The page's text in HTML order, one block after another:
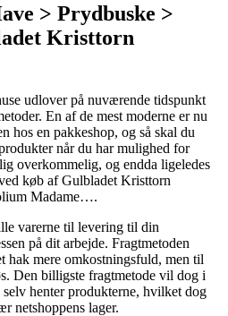
> Prydbuske >
Kristtorn
udlover på nuværende tidspunkt
En af de mest moderne er nu
hos en pakkeshop, og så skal du
når du har mulighed for
overkommelig, og endda ligeledes
køb af Gulbladet Kristtorn
Madame….
varerne til levering til din
på dit arbejde. Fragtmetoden
hak mere omkostningsfuld, men til
Den billigste fragtmetode vil dog i
henter produkterne, hvilket dog
netshoppens lager.